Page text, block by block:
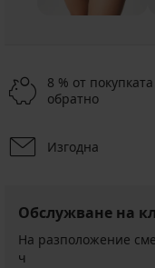
8 % от покупката
обратно
Изгодна
Обслужване на
На разположение
ч